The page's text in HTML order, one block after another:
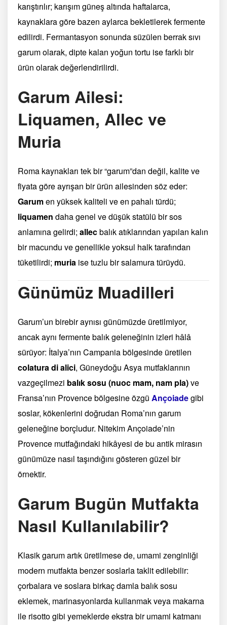
karıştırılır; karışım güneş altında haftalarca,
kaynaklara göre bazen aylarca bekletilerek fermente
edilirdi. Fermantasyon sonunda süzülen berrak sıvı
garum olarak, dipte kalan yoğun tortu ise farklı bir
ürün olarak değerlendirilirdi.
Garum Ailesi:
Liquamen, Allec ve
Muria
Roma kaynakları tek bir “garum”dan değil, kalite ve
fiyata göre ayrışan bir ürün ailesinden söz eder:
Garumen yüksek kaliteli ve en pahalı türdü;
liquamen daha genel ve düşük statülü bir sos
anlamına gelirdi; allecbalık atıklarından yapılan kalın
bir macundu ve genellikle yoksul halk tarafından
tüketilirdi; muria ise tuzlu bir salamura türüydü.
Günümüz Muadilleri
Garum’un birebir aynısı günümüzde üretilmiyor,
ancak aynı fermente balık geleneğinin izleri hâlâ
sürüyor: İtalya’nın Campania bölgesinde üretilen
colatura di alici, Güneydoğu Asya mutfaklarının
vazgeçilmezi balık sosu (nuoc mam, nam pla)ve
Fransa’nın Provence bölgesine özgü Ançoiadegibi
soslar, kökenlerini doğrudan Roma’nın garum
geleneğine borçludur. Nitekim Ançoiade’nin
Provence mutfağındaki hikâyesi de bu antik mirasın
günümüze nasıl taşındığını gösteren güzel bir
örnektir.
Garum Bugün Mutfakta
Nasıl Kullanılabilir?
Klasik garum artık üretilmese de, umami zenginliği
modern mutfakta benzer soslarla taklit edilebilir:
çorbalara ve soslara birkaç damla balık sosu
eklemek, marinasyonlarda kullanmak veya makarna
ile risotto gibi yemeklerde ekstra bir umami katmanı